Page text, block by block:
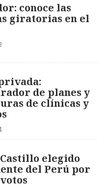
conoce las
giratorias en el
de planes y
de clínicas y
elegido
del Perú por